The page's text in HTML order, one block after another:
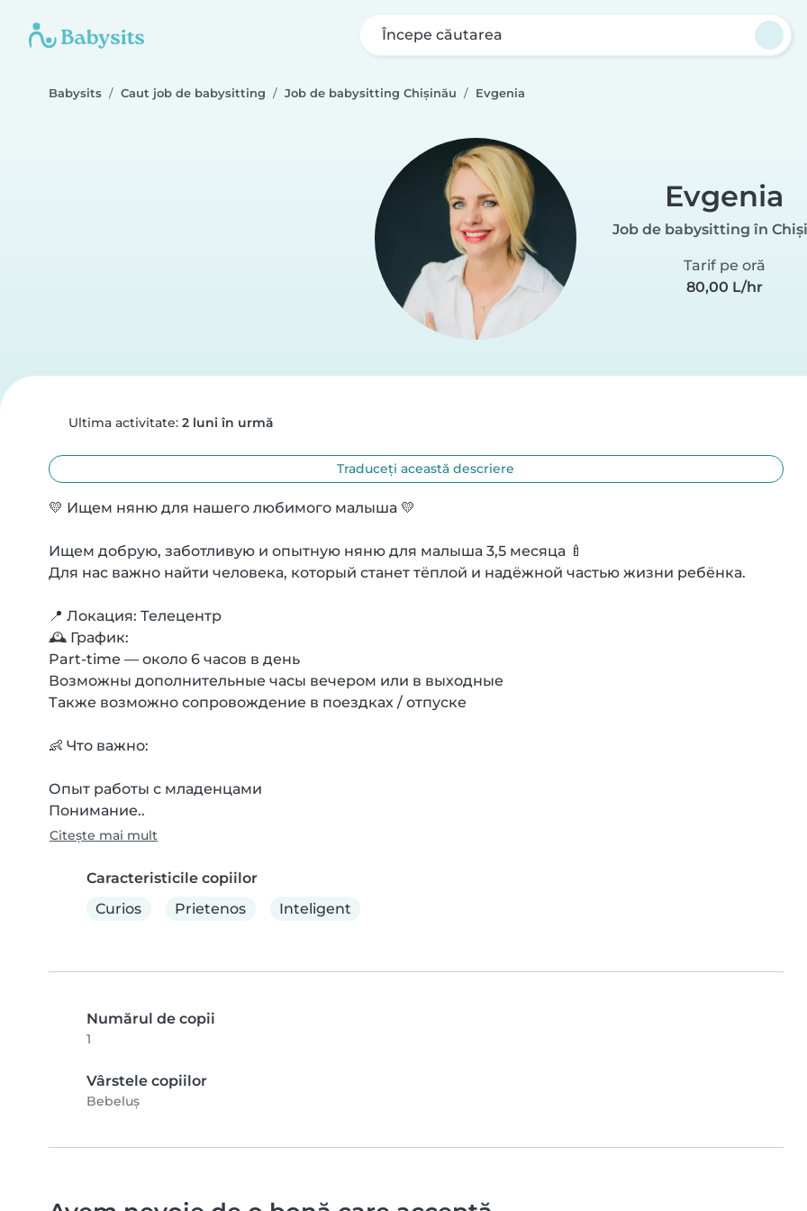
Începe căutarea
Babysits Caut job de babysitting Job de babysitting Chișinău Evgenia
Evgenia
Job de babysitting în
Tarif pe oră
80,00 L/hr
Ultima activitate: 2 luni în urmă
Traduceți această descriere
💛 Ищем няню для нашего любимого малыша 💛
Ищем добрую, заботливую и опытную няню для малыша 3,5 месяца 🍼
Для нас важно найти человека, который станет тёплой и надёжной частью жизни ребёнка.
📍 Локация: Телецентр
🕰 График:
Part-time — около 6 часов в день
Возможны дополнительные часы вечером или в выходные
Также возможно сопровождение в поездках / отпуске
👶 Что важно:
Опыт работы с младенцами
Понимание..
Citește mai mult
Caracteristicile copiilor
Curios
Prietenos Inteligent
Numărul de copii
1
Vârstele copiilor
Bebeluș